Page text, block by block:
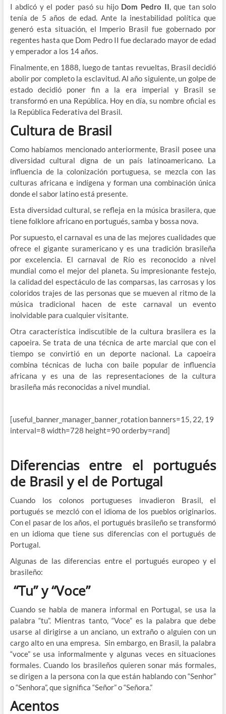
I abdicó y el poder pasó su hijo Dom Pedro II, que tan solo
tenía de 5 años de edad. Ante la inestabilidad política que
generó esta situación, el Imperio Brasil fue gobernado por
regentes hasta que Dom Pedro II fue declarado mayor de edad
y emperador a los 14 años.
Finalmente, en 1888, luego de tantas revueltas, Brasil decidió
abolir por completo la esclavitud. Al año siguiente, un golpe de
estado decidió poner fin a la era imperial y Brasil se
transformó en una República. Hoy en día, su nombre oficial es
la República Federativa del Brasil.
Cultura de Brasil
Como habíamos mencionado anteriormente, Brasil posee una
diversidad cultural digna de un país latinoamericano. La
influencia de la colonización portuguesa, se mezcla con las
culturas africana e indígena y forman una combinación única
donde el sabor latino está presente.
Esta diversidad cultural, se refleja en la música brasilera, que
tiene folklore africano en portugués, samba y bossa nova.
Por supuesto, el carnaval es una de las mejores cualidades que
ofrece el gigante suramericano y es una tradición brasileña
por excelencia. El carnaval de Río es reconocido a nivel
mundial como el mejor del planeta. Su impresionante festejo,
la calidad del espectáculo de las comparsas, las carrosas y los
coloridos trajes de las personas que se mueven al ritmo de la
música tradicional hacen de este carnaval un evento
inolvidable para cualquier visitante.
Otra característica indiscutible de la cultura brasilera es la
capoeira. Se trata de una técnica de arte marcial que con el
tiempo se convirtió en un deporte nacional. La capoeira
combina técnicas de lucha con baile popular de influencia
africana y es una de las representaciones de la cultura
brasileña más reconocidas a nivel mundial.
[useful_banner_manager_banner_rotation banners=15, 22, 19
interval=8 width=728 height=90 orderby=rand]
Diferencias entre el portugués
de Brasil y el de Portugal
Cuando los colonos portugueses invadieron Brasil, el
portugués se mezcló con el idioma de los pueblos originarios.
Con el pasar de los años, el portugués brasileño se transformó
en un idioma que tiene sus diferencias con el portugués de
Portugal.
Algunas de las diferencias entre el portugués europeo y el
brasileño:
“Tu” y “Voce”
Cuando se habla de manera informal en Portugal, se usa la
palabra “tu”. Mientras tanto, “Voce” es la palabra que debe
usarse al dirigirse a un anciano, un extraño o alguien con un
cargo alto en una empresa. Sin embargo, en Brasil, la palabra
“voce” se usa informalmente y algunas veces en situaciones
formales. Cuando los brasileños quieren sonar más formales,
se dirigen a la persona con la que están hablando con “Senhor”
o “Senhora”, que significa “Señor” o “Señora.”
Acentos